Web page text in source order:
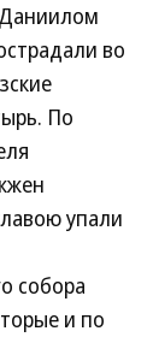
во
По
упали
собора
и по